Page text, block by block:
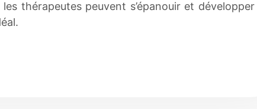
thérapeutes peuvent s’épanouir et développer